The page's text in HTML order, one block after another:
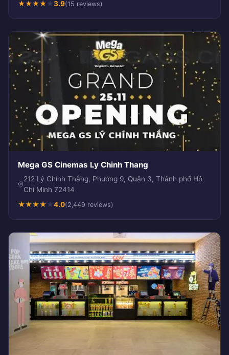
★★★★★3.9(15 reviews)
Mega GS Cinemas Ly Chinh Thang
212 Lý Chính Thắng, Phường 9, Quận 3, Thành phố Hồ
Chí Minh 72414
★★★★★4.0(2,449 reviews)